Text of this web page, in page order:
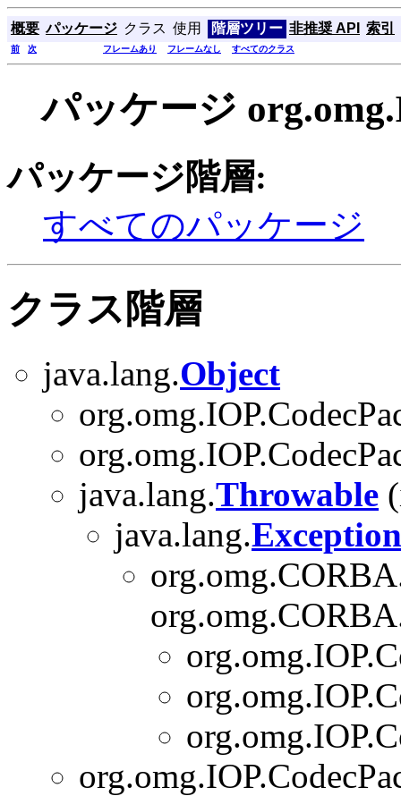
概要 パッケージ クラス 使用 階層ツリー 非推奨 API 索引
前 次 フレームあり フレームなし すべてのクラス
パッケージ
パッケージ階層:
すべてのパッケージ
クラス階層
java.lang.Object
java.lang.Throwable
java.lang.Exception